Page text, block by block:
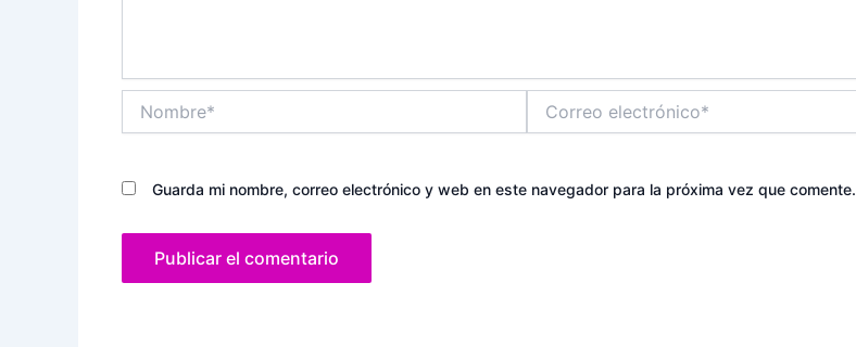
electrónico*
Guarda mi nombre, correo electrónico y web en este navegador para la próxima vez que comente.